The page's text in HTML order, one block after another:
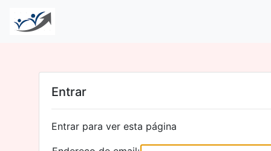
Entrar
Entrar para ver esta página